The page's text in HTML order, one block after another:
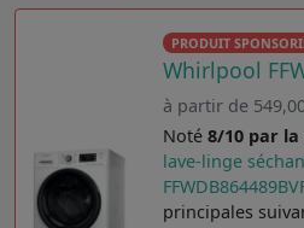
PRODUIT
Whirlpool
à partir de
Noté 8/10 par
lave-linge
principales